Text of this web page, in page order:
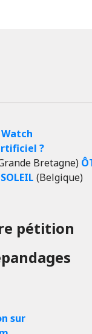
?
Bretagne)
(Belgique)
pétition
sur